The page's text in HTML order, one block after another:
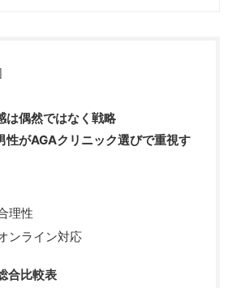
は偶然ではなく戦略
性がAGAクリニック選びで重視す
理性
ンライン対応
合比較表